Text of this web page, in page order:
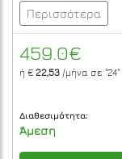
Περισσότερα
459.0€
ή € 22,53 /μήνα σε "24"
Διαθεσιμότητα:
Άμεση